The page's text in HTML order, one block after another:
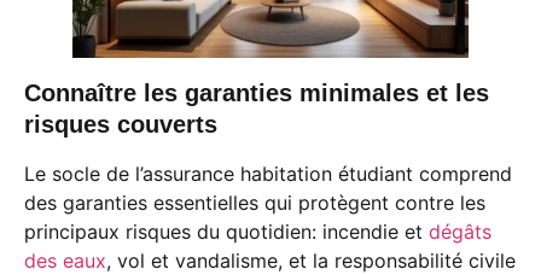
Connaître les garanties minimales et les
risques couverts
Le socle de l’assurance habitation étudiant comprend
des garanties essentielles qui protègent contre les
principaux risques du quotidien: incendie et dégâts
des eaux, vol et vandalisme, et la responsabilité civile